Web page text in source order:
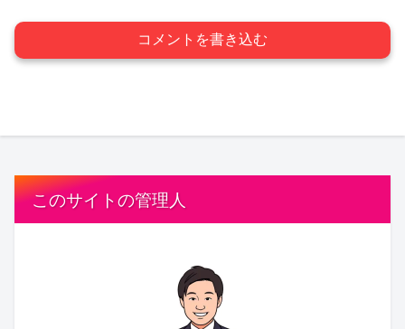
コメントを書き込む
このサイトの管理人